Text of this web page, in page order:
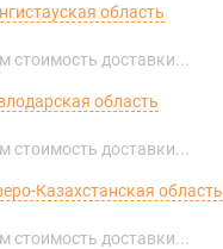
область
стоимость доставки...
область
стоимость доставки...
Казахстанская область
стоимость доставки...